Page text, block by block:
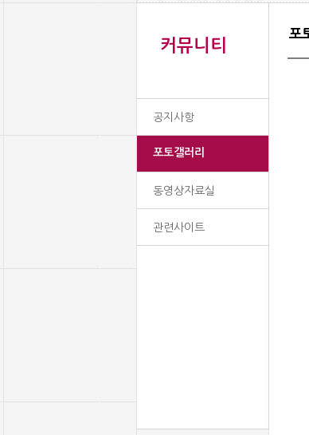
커뮤니티
공지사항
포토갤러리
동영상자료실
관련사이트
포